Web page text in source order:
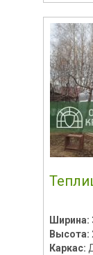
Ширина:
Высота:
Каркас: